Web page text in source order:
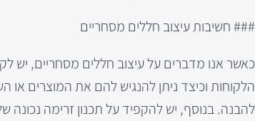
### חשיבות עיצוב חללים מסחריים
הלקוחות וכיצד ניתן להנגיש להם את המוצרים או
להבנה. בנוסף, יש להקפיד על תכנון זרימה